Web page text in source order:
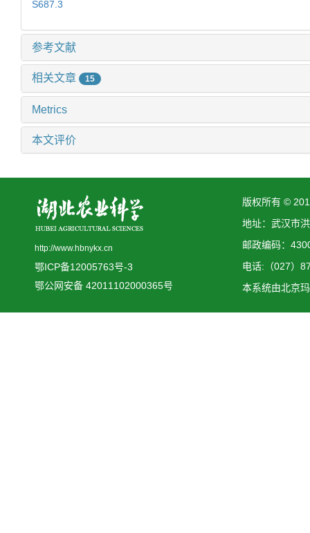
S687.3
参考文献
相关文章 15
Metrics
本文评价
http://www.hbnykx.cn
鄂ICP备12005763号-3
鄂公网安备 42011102000365号
版权所有 ©
地址：武汉市
邮政编码：
电话:（027）
本系统由北京